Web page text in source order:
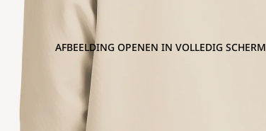
AFBEELDING OPENEN IN VOLLEDIG SCHERM